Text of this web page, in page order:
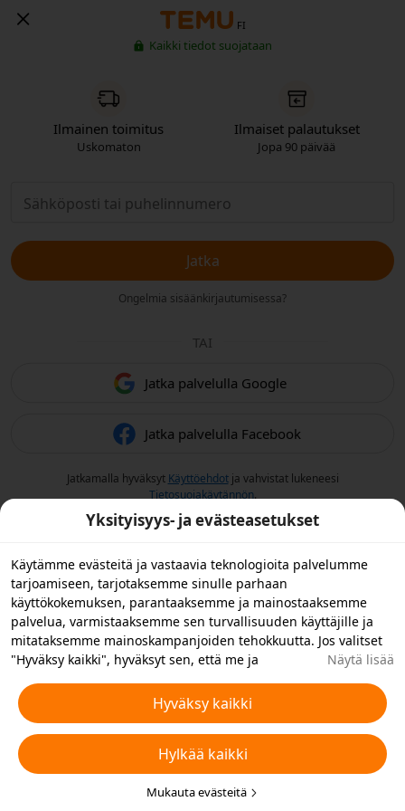
FI
Kaikki tiedot suojataan
Ilmainen toimitus
Uskomaton
Ilmaiset palautukset
Jopa 90 päivää
Jatka
Ongelmia sisäänkirjautumisessa?
TAI
Jatka palvelulla Google
Jatka palvelulla Facebook
Jatkamalla hyväksyt Käyttöehdotja vahvistat lukeneesi
Tietosuojakäytännön.
Yksityisyys- ja evästeasetukset
Käytämme evästeitä ja vastaavia teknologioita palvelumme
tarjoamiseen, tarjotaksemme sinulle parhaan
käyttökokemuksen, parantaaksemme ja mainostaaksemme
palvelua, varmistaaksemme sen turvallisuuden käyttäjille ja
mitataksemme mainoskampanjoiden tehokkuutta. Jos valitset
"Hyväksy kaikki", hyväksyt sen, että me ja
käytämme laitteellasi vastaavia teknologioita
mainontatarkoituksiin. Voit myös "hylätä kaikki" ei-
välttämättömät evästeet tai valita, minkä tyyppiset evästeet
haluat hyväksyä tai poistaa käytöstä napsauttamalla "Muokkaa
evästeitä" alla tai milloin tahansa tietosuoja-asetuksistasi.
Lisätietoja varten katso TemunEvästeitä ja vastaavia tekniikoita
Näytä lisää
Hyväksy kaikki
Hylkää kaikki
Mukauta evästeitä